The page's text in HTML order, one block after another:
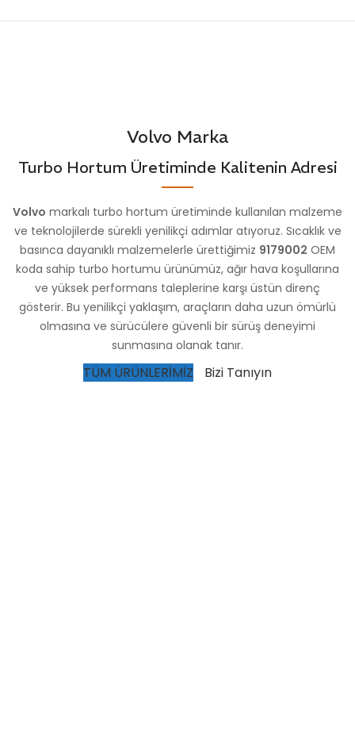
Volvo Marka
Turbo Hortum Üretiminde Kalitenin Adresi
Volvo markalı turbo hortum üretiminde kullanılan malzeme
ve teknolojilerde sürekli yenilikçi adımlar atıyoruz. Sıcaklık ve
basınca dayanıklı malzemelerle ürettiğimiz 9179002 OEM
koda sahip turbo hortumu ürünümüz, ağır hava koşullarına
ve yüksek performans taleplerine karşı üstün direnç
gösterir. Bu yenilikçi yaklaşım, araçların daha uzun ömürlü
olmasına ve sürücülere güvenli bir sürüş deneyimi
sunmasına olanak tanır.
TÜM ÜRÜNLERİMİZ Bizi Tanıyın